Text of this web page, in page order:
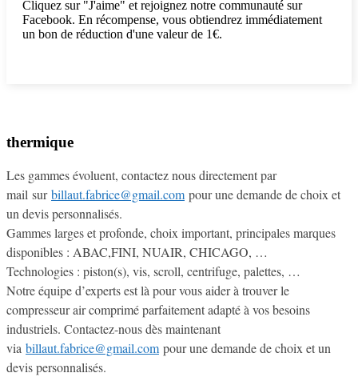
Cliquez sur "J'aime" et rejoignez notre communauté sur
Facebook. En récompense, vous obtiendrez immédiatement
un bon de réduction d'une valeur de 1€.
thermique
Les gammes évoluent, contactez nous directement par
mail surbillaut.fabrice@gmail.com pour une demande de choix et
un devis personnalisés.
Gammes larges et profonde, choix important, principales marques
disponibles : ABAC,FINI, NUAIR, CHICAGO, …
Technologies : piston(s), vis, scroll, centrifuge, palettes, …
Notre équipe d’experts est là pour vous aider à trouver le
compresseur air comprimé parfaitement adapté à vos besoins
industriels. Contactez-nous dès maintenant
via billaut.fabrice@gmail.com pour une demande de choix et un
devis personnalisés.